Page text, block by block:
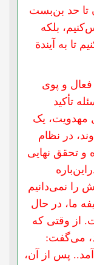
تا حد بن‌بست
بلکه
تا به آیندة
فعال و پوی
تأکید
مهدویت، یک
در نظام
تحقق نهایی
را نمی‌دانیم
ما، در حال
از وقتی که
می‌گفت:
پس از آن،